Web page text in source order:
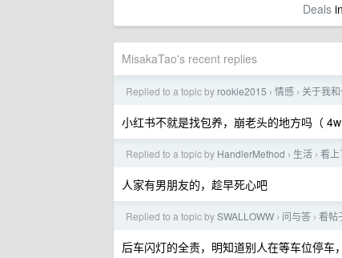
Deals
MisakaTao's recent replies
Replied to a topic by rookie2015 › 情感 › 关于我
小红书不就是找包养，崩老头的地方吗（ 4w
Replied to a topic by HandlerMethod › 生活 › 看上
人家有男朋友的，趁早死心吧
Replied to a topic bySWALLOWW › 问与答 › 看帖
后车闪灯的全责，明知道别人在等车位停车